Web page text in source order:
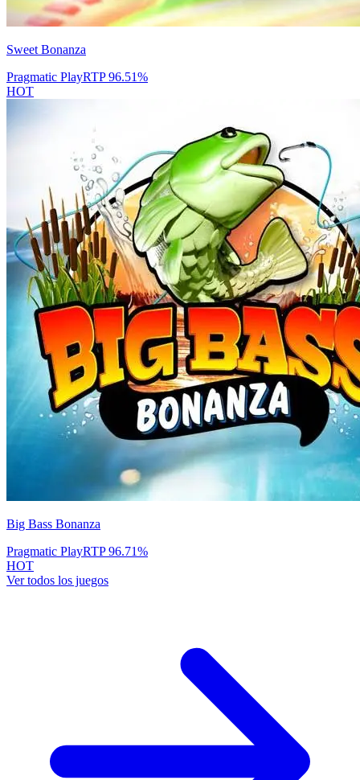
Sweet Bonanza
Pragmatic PlayRTP96.51%
HOT
Big Bass Bonanza
Pragmatic PlayRTP96.71%
HOT
Ver todos los juegos